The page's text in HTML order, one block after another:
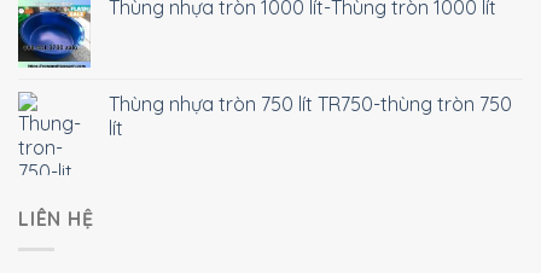
Thùng nhựa tròn 1000 lít-Thùng tròn 1000 lít
Thùng nhựa tròn 750 lít TR750-thùng tròn 750
lít
LIÊN HỆ